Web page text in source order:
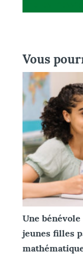
Vous
Une
jeunes filles